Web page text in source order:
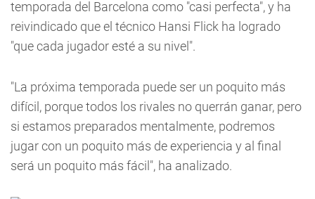
temporada del Barcelona como "casi perfecta", y ha
reivindicado que el técnico Hansi Flick ha logrado
"que cada jugador esté a su nivel".
"La próxima temporada puede ser un poquito más
difícil, porque todos los rivales no querrán ganar, pero
si estamos preparados mentalmente, podremos
jugar con un poquito más de experiencia y al final
será un poquito más fácil", ha analizado.